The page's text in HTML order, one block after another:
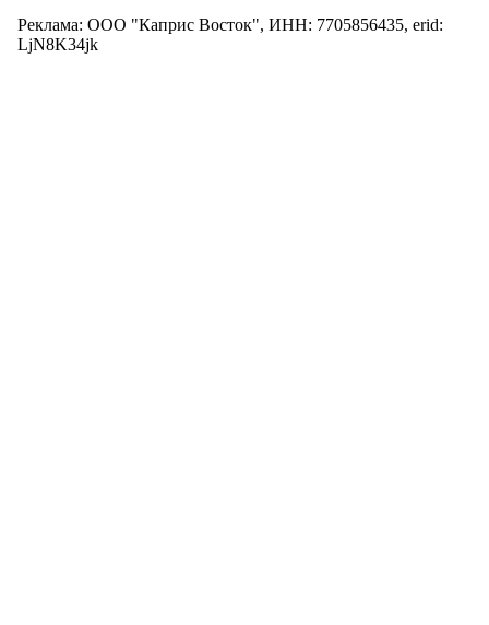
Реклама: ООО "Каприс Восток", ИНН: 7705856435, erid:
LjN8K34jk